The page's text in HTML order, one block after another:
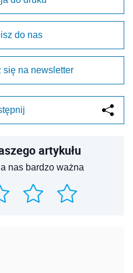
do nas
się na newsletter
artykułu
nas bardzo ważna